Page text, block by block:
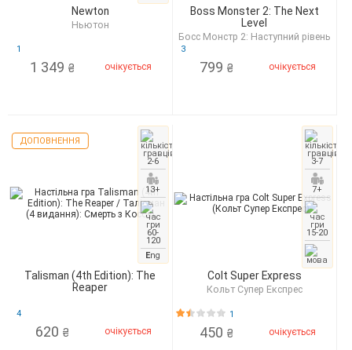
Newton
Ньютон
1
1 349 ₴ очікується
Boss Monster 2: The Next
Level
Босс Монстр 2: Наступний рівень
3
799 ₴ очікується
Talisman (4th Edition): The
Reaper
2-6
13+
60-
120
Eng
ДОПОВНЕННЯ
4
620 ₴ очікується
Colt Super Express
Кольт Супер Експрес
3-7
7+
15-20
1
450 ₴ очікується